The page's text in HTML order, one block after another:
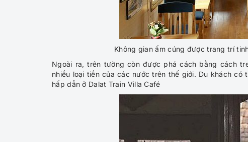
Không gian ấm cúng được trang trí
Ngoài ra, trên tường còn được phá cách bằng cách
nhiều loại tiền của các nước trên thế giới. Du khách
hấp dẫn ở Dalat Train Villa Café